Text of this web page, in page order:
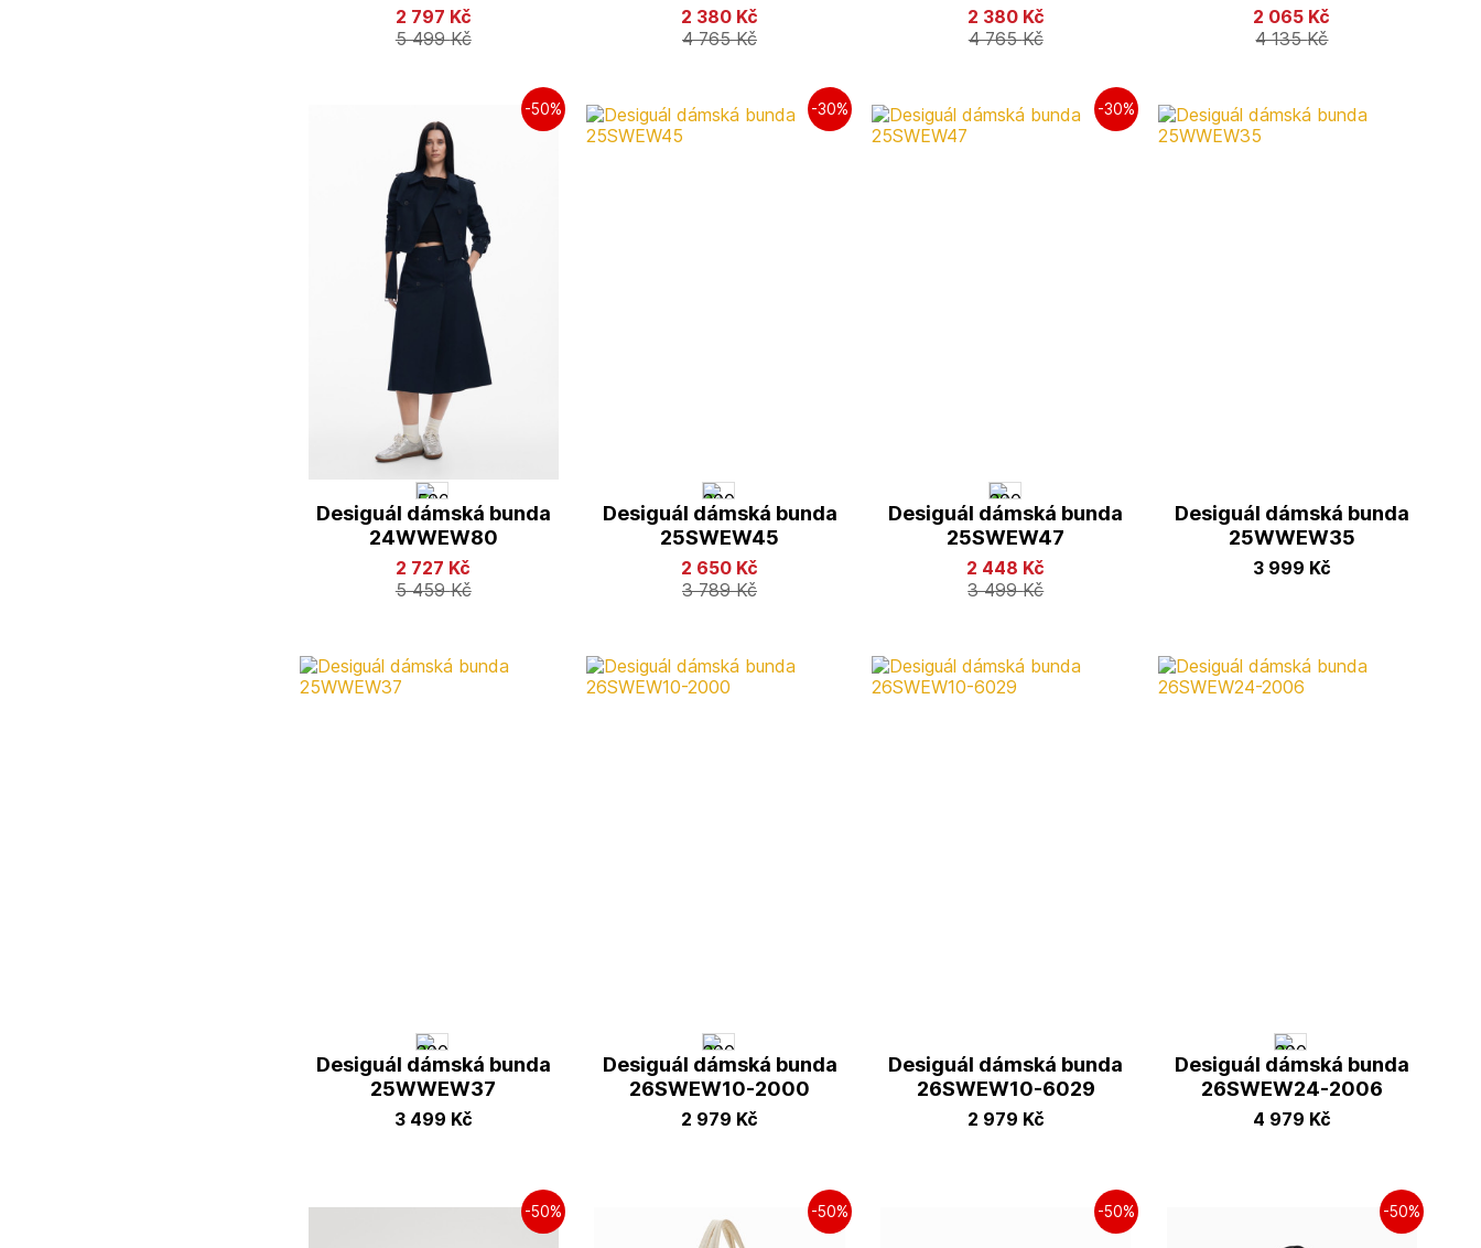
2 797 Kč
5 499Kč
2 380 Kč
4 765Kč
2 380 Kč
4 765Kč
2 065 Kč
4 135Kč
Desiguál dámská bunda
24WWEW80
2 727 Kč
5 459Kč
-50%
Desiguál dámská bunda
25SWEW45
2 650 Kč
3 789Kč
-30%
Desiguál dámská bunda
25SWEW47
2 448 Kč
3 499Kč
-30%
Desiguál dámská bunda
25WWEW35
3 999 Kč
Desiguál dámská bunda
25WWEW37
3 499 Kč
Desiguál dámská bunda
26SWEW10-2000
2 979 Kč
Desiguál dámská bunda
26SWEW10-6029
2 979 Kč
Desiguál dámská bunda
26SWEW24-2006
4 979 Kč
-50% -50% -50% -50%